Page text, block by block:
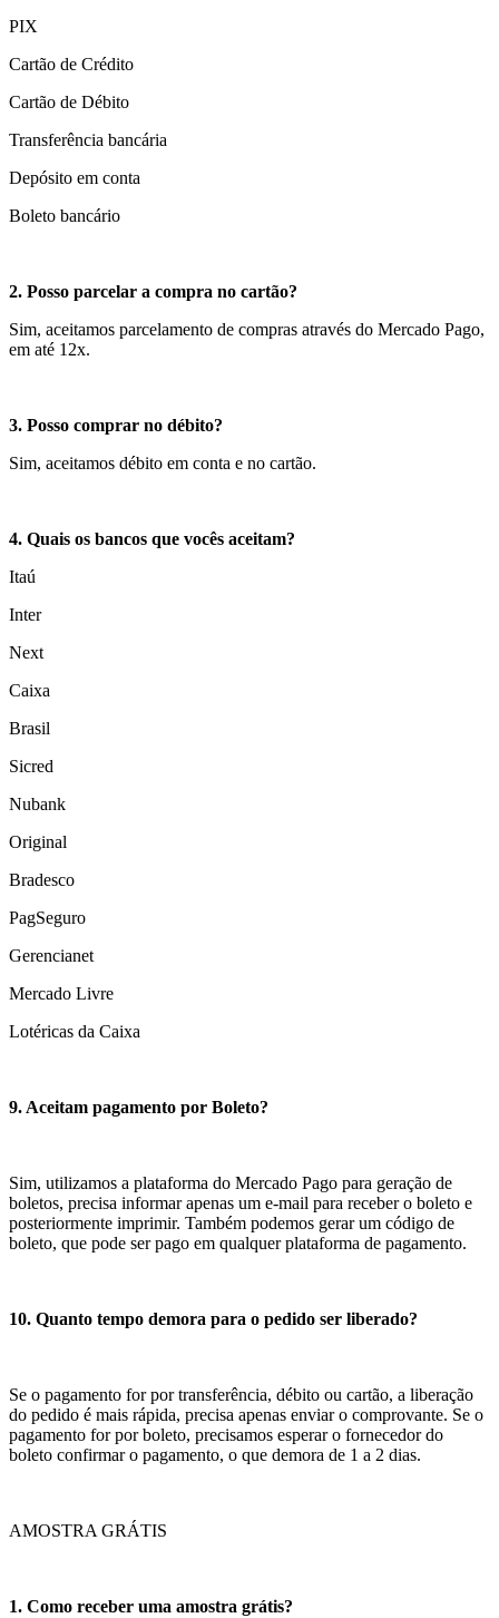
PIX
Cartão de Crédito
Cartão de Débito
Transferência bancária
Depósito em conta
Boleto bancário
2. Posso parcelar a compra no cartão?
Sim, aceitamos parcelamento de compras através do Mercado Pago,
em até 12x.
3. Posso comprar no débito?
Sim, aceitamos débito em conta e no cartão.
4. Quais os bancos que vocês aceitam?
Itaú
Inter
Next
Caixa
Brasil
Sicred
Nubank
Original
Bradesco
PagSeguro
Gerencianet
Mercado Livre
Lotéricas da Caixa
9. Aceitam pagamento por Boleto?
Sim, utilizamos a plataforma do Mercado Pago para geração de
boletos, precisa informar apenas um e-mail para receber o boleto e
posteriormente imprimir. Também podemos gerar um código de
boleto, que pode ser pago em qualquer plataforma de pagamento.
10. Quanto tempo demora para o pedido ser liberado?
Se o pagamento for por transferência, débito ou cartão, a liberação
do pedido é mais rápida, precisa apenas enviar o comprovante. Se o
pagamento for por boleto, precisamos esperar o fornecedor do
boleto confirmar o pagamento, o que demora de 1 a 2 dias.
AMOSTRA GRÁTIS
1. Como receber uma amostra grátis?